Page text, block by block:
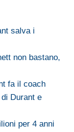
salva i
non bastano,
fa il coach
Durant e
per 4 anni